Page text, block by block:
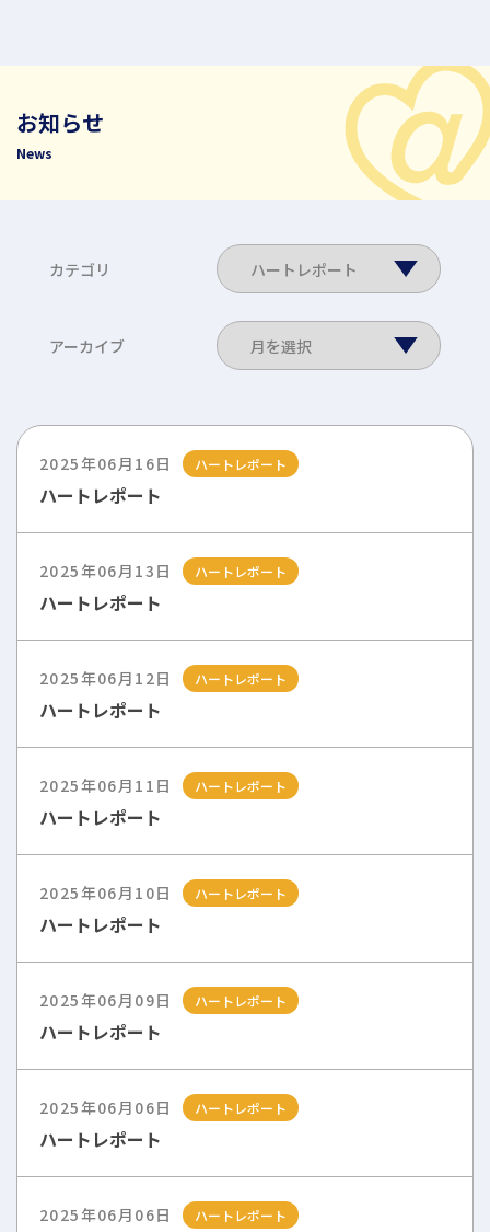
お知らせ
News
カテゴリ
アーカイブ
2025年06月16日 ハートレポート
ハートレポート
2025年06月13日 ハートレポート
ハートレポート
2025年06月12日 ハートレポート
ハートレポート
2025年06月11日 ハートレポート
ハートレポート
2025年06月10日 ハートレポート
ハートレポート
2025年06月09日 ハートレポート
ハートレポート
2025年06月06日 ハートレポート
ハートレポート
2025年06月06日 ハートレポート